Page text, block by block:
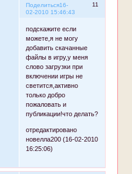
Поделиться 11
16-
02-2010 15:46:43
подскажите если
можете,я не могу
добавить скачанные
файлы в игру,у меня
слово загрузки при
включении игры не
светится,активно
только добро
пожаловать и
публикации!что делать?
отредактировано
новелла200 (16-02-2010
16:25:06)